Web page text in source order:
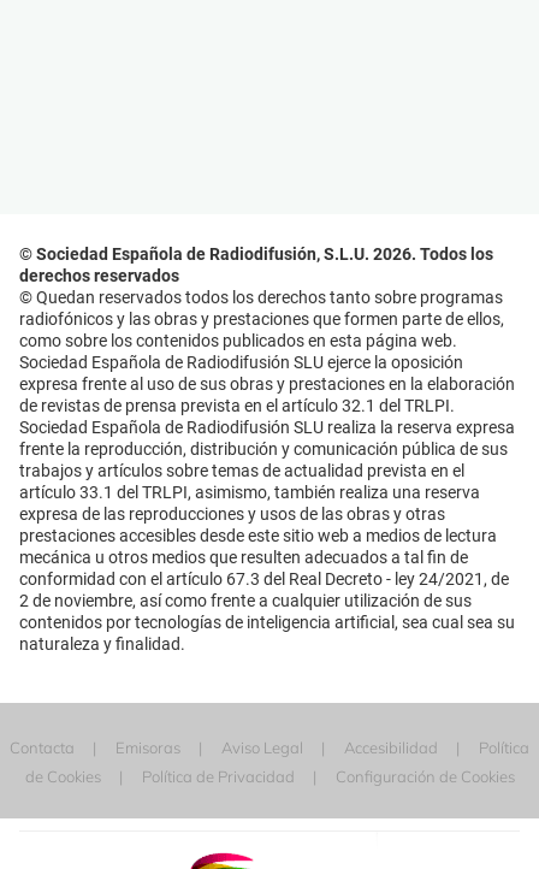
© Sociedad Española de Radiodifusión, S.L.U. 2026. Todos los
derechos reservados
© Quedan reservados todos los derechos tanto sobre programas
radiofónicos y las obras y prestaciones que formen parte de ellos,
como sobre los contenidos publicados en esta página web.
Sociedad Española de Radiodifusión SLU ejerce la oposición
expresa frente al uso de sus obras y prestaciones en la elaboración
de revistas de prensa prevista en el artículo 32.1 del TRLPI.
Sociedad Española de Radiodifusión SLU realiza la reserva expresa
frente la reproducción, distribución y comunicación pública de sus
trabajos y artículos sobre temas de actualidad prevista en el
artículo 33.1 del TRLPI, asimismo, también realiza una reserva
expresa de las reproducciones y usos de las obras y otras
prestaciones accesibles desde este sitio web a medios de lectura
mecánica u otros medios que resulten adecuados a tal fin de
conformidad con el artículo 67.3 del Real Decreto - ley 24/2021, de
2 de noviembre, así como frente a cualquier utilización de sus
contenidos por tecnologías de inteligencia artificial, sea cual sea su
naturaleza y finalidad.
Contacta Emisoras Aviso Legal Accesibilidad
Política
de Cookies
Política de Privacidad Configuración de Cookies